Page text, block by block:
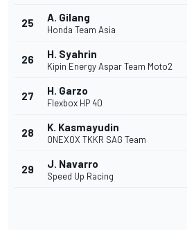
25 A. Gilang
Honda Team Asia
26 H. Syahrin
Kipin Energy Aspar Team Moto2
27 H. Garzo
Flexbox HP 40
28 K. Kasmayudin
ONEXOX TKKR SAG Team
29 J. Navarro
Speed Up Racing